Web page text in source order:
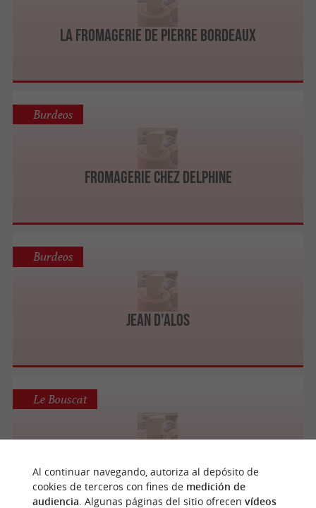
La Fromagerie de Pierre Bordeaux
Fromagerie Chez Delphine
Burdeos
Jean d'Alos
Burdeos
Le Bouscat
Al continuar navegando, autoriza al depósito de
cookies de terceros con fines de medición de
audiencia . Algunas páginas del sitio ofrecen vídeos